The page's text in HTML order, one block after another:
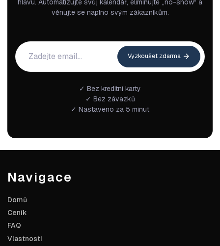
věnujte se naplno svým zákazníkům.
Vyzkoušet zdarma
✓ Bez kreditní karty
✓ Bez závazků
✓ Nastaveno za 5 minut
Navigace
Domů
Ceník
FAQ
Vlastnosti